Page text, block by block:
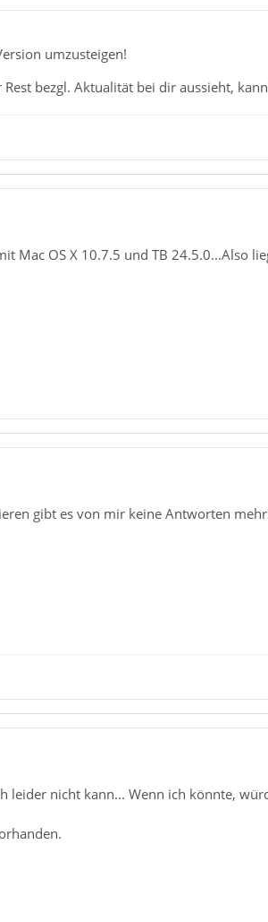
umzusteigen!
bezgl. Aktualität bei dir aussieht,
Mac OS X 10.7.5 und TB 24.5.0...Also
gibt es von mir keine Antworten
leider nicht kann... Wenn ich könnte,